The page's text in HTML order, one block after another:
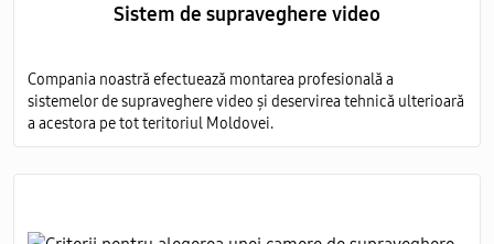
Sistem de supraveghere video
Compania noastră efectuează montarea profesională a
sistemelor de supraveghere video și deservirea tehnică ulterioară
a acestora pe tot teritoriul Moldovei.